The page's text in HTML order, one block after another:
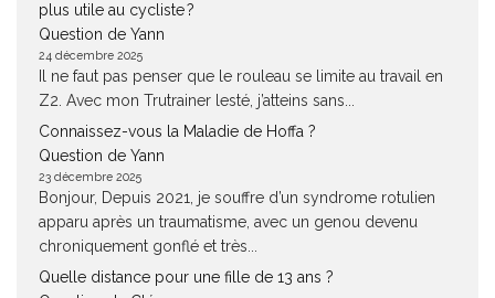
plus utile au cycliste ?
Question de Yann
24 décembre 2025
Il ne faut pas penser que le rouleau se limite au travail en
Z2. Avec mon Trutrainer lesté, j’atteins sans...
Connaissez-vous la Maladie de Hoffa ?
Question de Yann
23 décembre 2025
Bonjour, Depuis 2021, je souffre d’un syndrome rotulien
apparu après un traumatisme, avec un genou devenu
chroniquement gonflé et très...
Quelle distance pour une fille de 13 ans ?